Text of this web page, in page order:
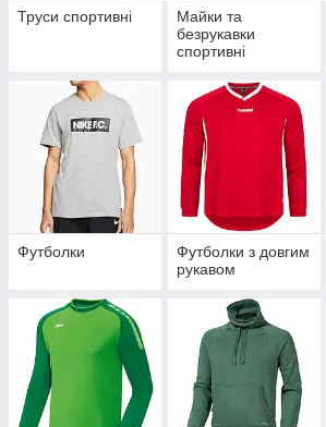
Труси спортивні
Майки та
безрукавки
спортивні
Футболки
Футболки з довгим
рукавом